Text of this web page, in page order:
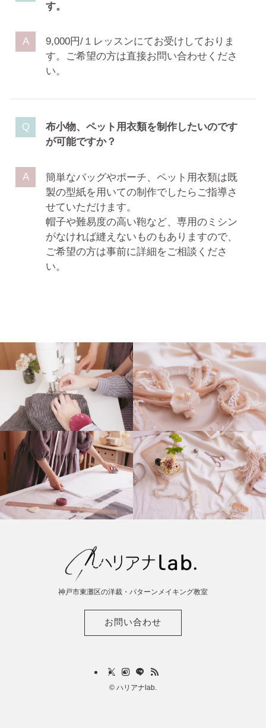
す。
9,000円/１レッスンにてお受けしておりま
す。ご希望の方は直接お問い合わせくださ
い。
布小物、ペット用衣類を制作したいのです
が可能ですか？
簡単なバッグやポーチ、ペット用衣類は既
製の型紙を用いての制作でしたらご指導さ
せていただけます。
帽子や難易度の高い鞄など、専用のミシン
がなければ縫えないものもありますので、
ご希望の方は事前に詳細をご相談くださ
い。
神戸市東灘区の洋裁・パターンメイキング教室
お問い合わせ
© ハリアナlab.